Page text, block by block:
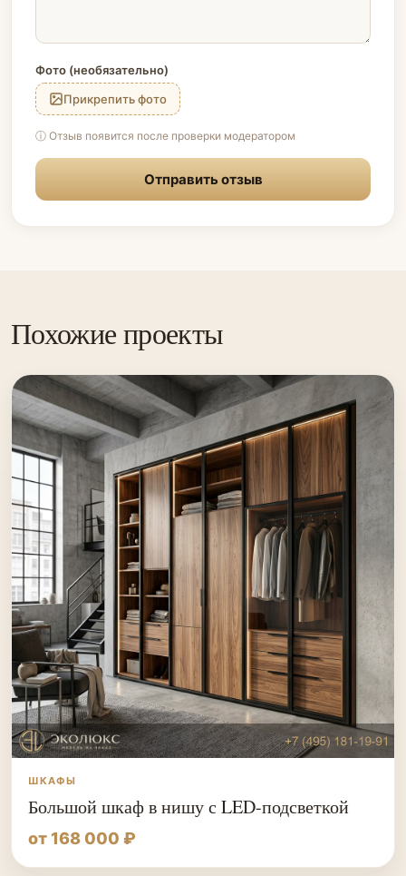
Фото (необязательно)
Прикрепить фото
ⓘ Отзыв появится после проверки модератором
Отправить отзыв
Похожие проекты
ШКАФЫ
Большой шкаф в нишу с LED-подсветкой
от 168 000 ₽